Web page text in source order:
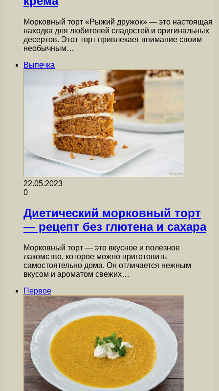
Морковный торт «Рыжий дружок» — это настоящая
находка для любителей сладостей и оригинальных
десертов. Этот торт привлекает внимание своим
необычным…
Выпечка
22.05.2023
0
Диетический морковный торт
— рецепт без глютена и сахара
Морковный торт — это вкусное и полезное
лакомство, которое можно приготовить
самостоятельно дома. Он отличается нежным
вкусом и ароматом свежих…
Первое